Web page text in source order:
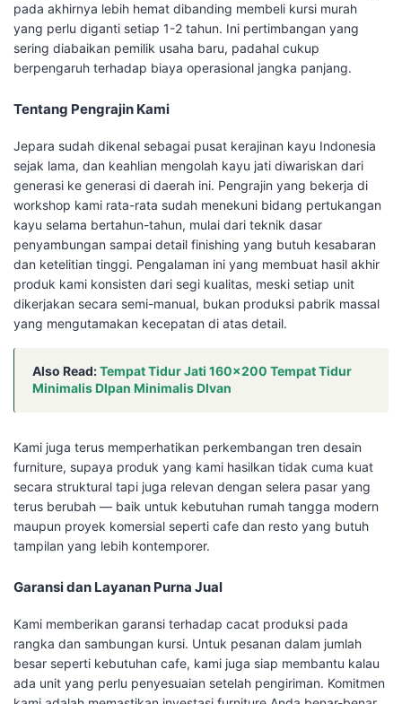
pada akhirnya lebih hemat dibanding membeli kursi murah
yang perlu diganti setiap 1-2 tahun. Ini pertimbangan yang
sering diabaikan pemilik usaha baru, padahal cukup
berpengaruh terhadap biaya operasional jangka panjang.
Tentang Pengrajin Kami
Jepara sudah dikenal sebagai pusat kerajinan kayu Indonesia
sejak lama, dan keahlian mengolah kayu jati diwariskan dari
generasi ke generasi di daerah ini. Pengrajin yang bekerja di
workshop kami rata-rata sudah menekuni bidang pertukangan
kayu selama bertahun-tahun, mulai dari teknik dasar
penyambungan sampai detail finishing yang butuh kesabaran
dan ketelitian tinggi. Pengalaman ini yang membuat hasil akhir
produk kami konsisten dari segi kualitas, meski setiap unit
dikerjakan secara semi-manual, bukan produksi pabrik massal
yang mengutamakan kecepatan di atas detail.
Also Read:Tempat Tidur Jati 160×200 Tempat Tidur
Minimalis DIpan Minimalis DIvan
Kami juga terus memperhatikan perkembangan tren desain
furniture, supaya produk yang kami hasilkan tidak cuma kuat
secara struktural tapi juga relevan dengan selera pasar yang
terus berubah — baik untuk kebutuhan rumah tangga modern
maupun proyek komersial seperti cafe dan resto yang butuh
tampilan yang lebih kontemporer.
Garansi dan Layanan Purna Jual
Kami memberikan garansi terhadap cacat produksi pada
rangka dan sambungan kursi. Untuk pesanan dalam jumlah
besar seperti kebutuhan cafe, kami juga siap membantu kalau
ada unit yang perlu penyesuaian setelah pengiriman. Komitmen